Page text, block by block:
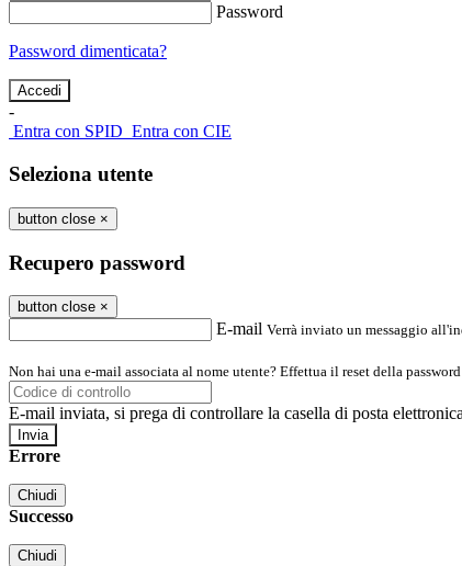
Password
Password dimenticata?
-
Entra con SPID Entra con CIE
Seleziona utente
button close ×
Recupero password
button close ×
E-mail Verrà inviato un messaggio
Non hai una e-mail associata al nome utente? Effettua il reset della
E-mail inviata, si prega di controllare la casella di posta
Errore
Chiudi
Successo
Chiudi